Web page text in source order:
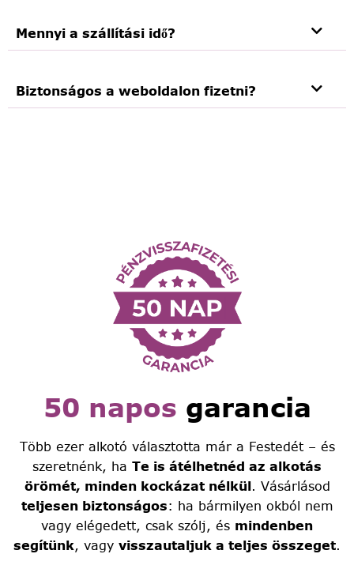
Mennyi a szállítási idő?
Biztonságos a weboldalon fizetni?
50 napos garancia
Több ezer alkotó választotta már a Festedét – és
szeretnénk, ha Te is átélhetnéd az alkotás
örömét, minden kockázat nélkül. Vásárlásod
teljesen biztonságos: ha bármilyen okból nem
vagy elégedett, csak szólj, és mindenben
segítünk, vagy visszautaljuk a teljes összeget.